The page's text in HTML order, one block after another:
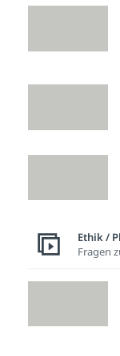
Ethik /
Fragen